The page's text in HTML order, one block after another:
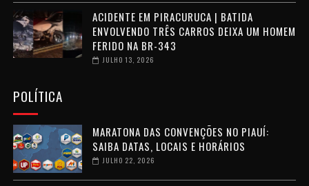
ACIDENTE EM PIRACURUCA | BATIDA
ENVOLVENDO TRÊS CARROS DEIXA UM HOMEM
FERIDO NA BR-343
JULHO 13, 2026
POLÍTICA
MARATONA DAS CONVENÇÕES NO PIAUÍ:
SAIBA DATAS, LOCAIS E HORÁRIOS
JULHO 22, 2026